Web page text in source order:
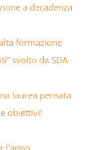
a decadenza
formazione
svolto da SDA
laurea pensata
obiettivi!
l’anno